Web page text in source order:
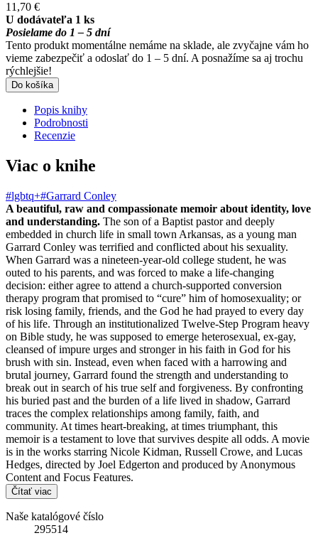
11,70 €
U dodávateľa 1 ks
Posielame do 1 – 5 dní
Tento produkt momentálne nemáme na sklade, ale zvyčajne vám ho
vieme zabezpečiť a odoslať do 1 – 5 dní. A posnažíme sa aj trochu
rýchlejšie!
Do košíka
Popis knihy
Podrobnosti
Recenzie
Viac o knihe
#lgbtq+#Garrard Conley
A beautiful, raw and compassionate memoir about identity, love
and understanding. The son of a Baptist pastor and deeply
embedded in church life in small town Arkansas, as a young man
Garrard Conley was terrified and conflicted about his sexuality.
When Garrard was a nineteen-year-old college student, he was
outed to his parents, and was forced to make a life-changing
decision: either agree to attend a church-supported conversion
therapy program that promised to “cure” him of homosexuality; or
risk losing family, friends, and the God he had prayed to every day
of his life. Through an institutionalized Twelve-Step Program heavy
on Bible study, he was supposed to emerge heterosexual, ex-gay,
cleansed of impure urges and stronger in his faith in God for his
brush with sin. Instead, even when faced with a harrowing and
brutal journey, Garrard found the strength and understanding to
break out in search of his true self and forgiveness. By confronting
his buried past and the burden of a life lived in shadow, Garrard
traces the complex relationships among family, faith, and
community. At times heart-breaking, at times triumphant, this
memoir is a testament to love that survives despite all odds. A movie
is in the works starring Nicole Kidman, Russell Crowe, and Lucas
Hedges, directed by Joel Edgerton and produced by Anonymous
Content and Focus Features.
Čítať viac
Naše katalógové číslo
295514